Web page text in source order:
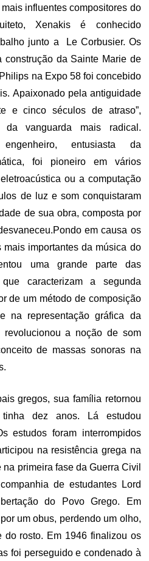
influentes compositores do
Xenakis é conhecido
junto a Le Corbusier. Os
construção da Sainte Marie de
na Expo 58 foi concebido
Apaixonado pela antiguidade
e cinco séculos de atraso”,
vanguarda mais radical.
entusiasta da
foi pioneiro em vários
ou a computação
de luz e som conquistaram
de sua obra, composta por
em causa os
importantes da música do
uma grande parte das
caracterizam a segunda
de um método de composição
na representação gráfica da
revolucionou a noção de som
de massas sonoras na
gregos, sua família retornou
dez anos. Lá estudou
estudos foram interrompidos
na resistência grega na
primeira fase da Guerra Civil
de estudantes Lord
do Povo Grego. Em
um obus, perdendo um olho,
do rosto. Em 1946 finalizou os
foi perseguido e condenado à